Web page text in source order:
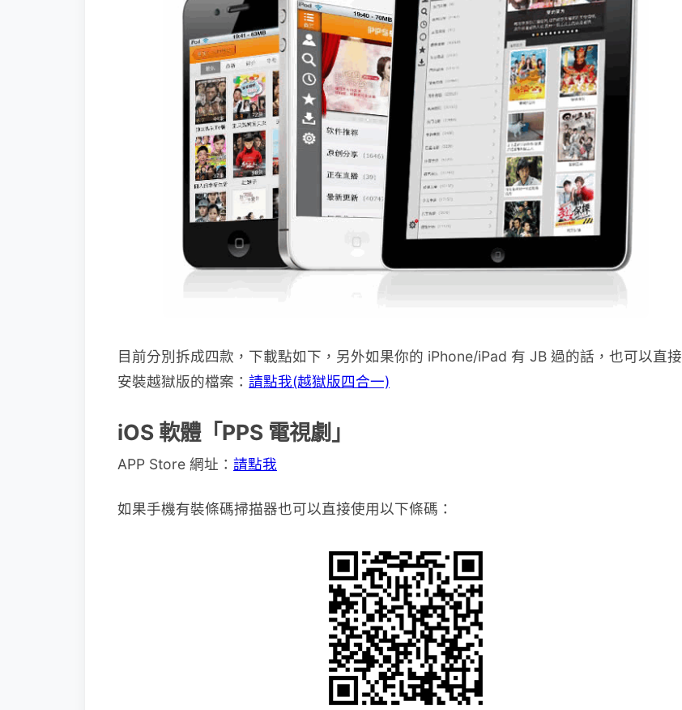
目前分別拆成四款，下載點如下，另外如果你的 iPhone/iPad 有 JB 過的話，也可以直接
安裝越獄版的檔案： 請點我(越獄版四合一)
iOS 軟體「PPS 電視劇」
APP Store 網址： 請點我
如果手機有裝條碼掃描器也可以直接使用以下條碼：